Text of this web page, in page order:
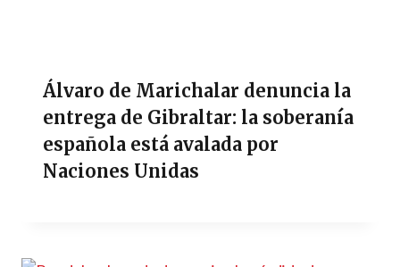
Álvaro de Marichalar denuncia la
entrega de Gibraltar: la soberanía
española está avalada por
Naciones Unidas